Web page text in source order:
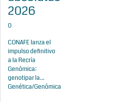
2026
0
CONAFE lanza el
impulso definitivo
a la Recría
Genómica:
genotipar la...
Genética/Genómica